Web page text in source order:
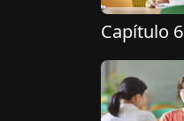
Capítulo 6